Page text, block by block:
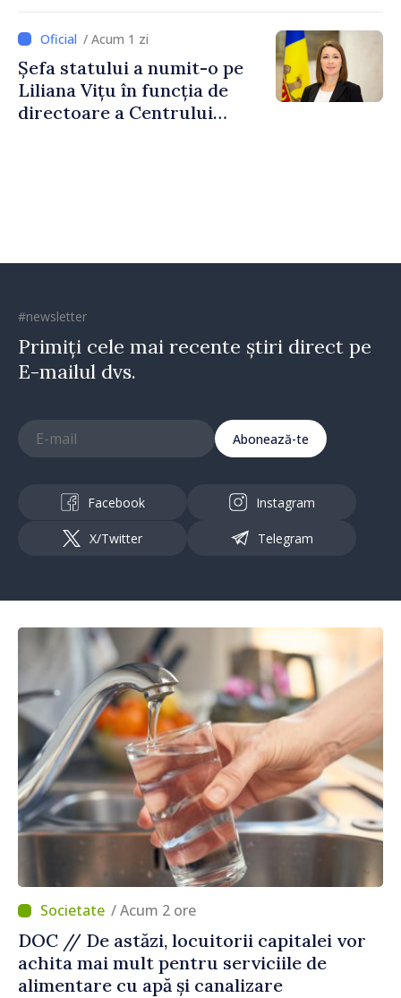
implementare a Strategiei
Naționale de Apărare
/ Acum 1 zi
Șefa statului a numit-o pe
Liliana Vițu în funcția de
directoare a Centrului
#newsletter
Primiți cele mai recente știri direct pe
E-mailul dvs.
Abonează-te
Facebook Instagram
X/Twitter Telegram
/ Acum 2 ore
DOC // De astăzi, locuitorii capitalei vor
achita mai mult pentru serviciile de
alimentare cu apă și canalizare